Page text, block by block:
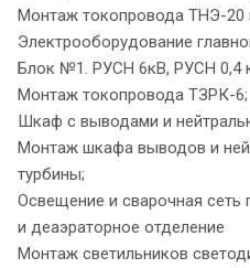
Монтаж токопровода ТНЭ-20
Электрооборудование
Блок №1. РУСН 6кВ, РУСН 0,4
Монтаж токопровода ТЗРК-6;
Шкаф с выводами и
Монтаж шкафа выводов и
турбины;
Освещение и сварочная сеть
и деаэраторное отделение
Монтаж светильников